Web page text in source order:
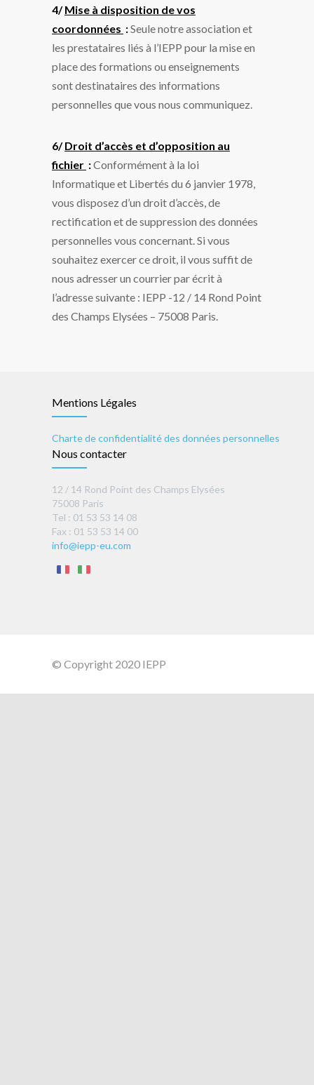
4/Mise à disposition de vos
coordonnées :Seule notre association et
les prestataires liés à l’IEPP pour la mise en
place des formations ou enseignements
sont destinataires des informations
personnelles que vous nous communiquez.
6/Droit d’accès et d’opposition au
fichier :Conformément à la loi
Informatique et Libertés du 6 janvier 1978,
vous disposez d’un droit d’accès, de
rectification et de suppression des données
personnelles vous concernant. Si vous
souhaitez exercer ce droit, il vous suffit de
nous adresser un courrier par écrit à
l’adresse suivante : IEPP -12 / 14 Rond Point
des Champs Elysées – 75008 Paris.
Mentions Légales
Charte de confidentialité des données personnelles
Nous contacter
12 / 14 Rond Point des Champs Elysées
75008 Paris
Tel : 01 53 53 14 08
Fax : 01 53 53 14 00
info@iepp-eu.com
© Copyright 2020 IEPP